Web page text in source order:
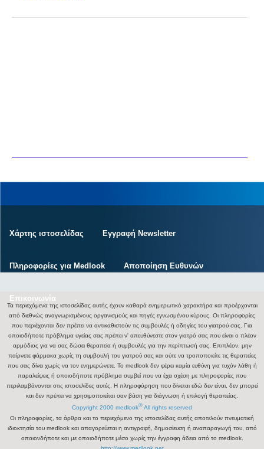
Χάρτης ιστοσελίδας Εγγραφή Newsletter
Πληροφορίες για Medlook Αποποίηση Ευθυνών
Επικοινωνία .
Τα περιεχόμενα της ιστοσελίδας αυτής έχουν καθαρά ενημερωτικό χαρακτήρα και προέρχονται
από διεθνώς αναγνωρισμένους οργανισμούς και πηγές εγνωσμένου κύρους. Οι πληροφορίες
που περιέχονται δεν πρέπει να αντικαθιστούν τις συμβουλές ή οδηγίες του γιατρού σας. Για
οποιοδήποτε πρόβλημα υγείας σας πρέπει ν' απευθύνεστε στον γιατρό σας που είναι ο πλέον
αρμόδιος για να σας δώσει θεραπεία ή συμβουλές για την περίπτωσή σας. Επιπλέον, μην
παίρνετε φάρμακα χωρίς τη συμβουλή του γιατρού σας και ούτε να τροποποιείτε τις θεραπείες
που σας δίνει χωρίς να τον ενημερώνετε. Το medlook δεν φέρει καμία ευθύνη για τυχόν λάθη ή
παραλείψεις ή οποιοδήποτε πρόβλημα συμβεί που να έχει σχέση με πληροφορίες που
περιλαμβάνονται στις ιστοσελίδες αυτές. Η πληροφόρηση που δίνεται εδώ δεν είναι, δεν μπορεί
και δεν πρέπει να χρησιμοποιείται σαν βάση για διάγνωση ή επιλογή θεραπείας.
Copyright 2000 medlook® All rights reserved
Οι πληροφορίες, τα άρθρα και το περιεχόμενο της ιστοσελίδας αυτής αποτελούν πνευματική
ιδιοκτησία του medlook και απαγορεύεται η αντιγραφή, δημοσίευση ή αναπαραγωγή του, από
οποιονδήποτε και με οποιοδήποτε μέσο χωρίς την έγγραφη άδεια από το medlook.